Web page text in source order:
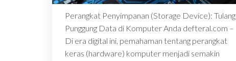
Perangkat Penyimpanan (Storage Device): Tulang
Punggung Data di Komputer Anda defteral.com –
Di era digital ini, pemahaman tentang perangkat
keras (hardware) komputer menjadi semakin